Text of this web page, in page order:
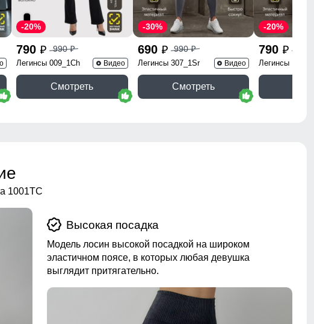
790 p 990p
-20%
Легинсы 009_1Ch Видео
Смотреть
690 p 990p
-30%
Легинсы 307_1Sr Видео
Смотреть
790 p
-20%
Легинсы
1001TC
Высокая посадка
Модель лосин высокой посадкой на широком
эластичном поясе, в которых любая девушка
выглядит притягательно.